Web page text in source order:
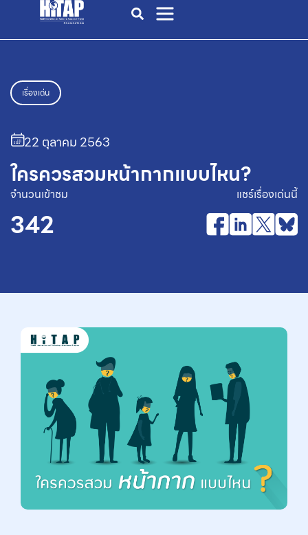
เรื่องเด่น
22 ตุลาคม 2563
ใครควรสวมหน้ากากแบบไหน?
จำนวนเข้าชม
342
แชร์เรื่องเด่นนี้